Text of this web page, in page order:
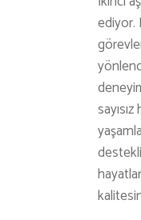
ediyor.